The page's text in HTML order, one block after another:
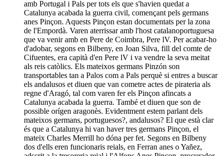
amb Portugal i Pals per tots els que s'havien quedat a
Catalunya acabada la guerra civil, començant pels germans
anes Pinçon. Aquests Pinçon estan documentats per la zona
de l'Empordà. Varen aterrissar amb l'host catalanoportuguesa
que va venir amb en Pere de Coimbra, Pere lV. Per acabar-ho
d'adobar, segons en Bilbeny, en Joan Silva, fill del comte de
Cifuentes, era capità d'en Pere lV i va vendre la seva meitat
als reis catòlics. Els mateixos germans Pinzón son
transportables tan a Palos com a Pals perquè si entres a buscar
els andalusos et diuen que van cometre actes de pirateria als
regne d'Aragó, tal com varen fer els Pinçon afincats a
Catalunya acabada la guerra. També et diuen que son de
possible orígen aragonès. Evidentment estem parlant dels
mateixos germans, portuguesos?, andalusos? El que està clar
és que a Catalunya hi van haver tres germans Pinçon, el
mateix Charles Merrill ho dóna per fet. Segons en Bilbeny
dos d'ells eren funcionaris reials, en Ferran anes o Yañez,